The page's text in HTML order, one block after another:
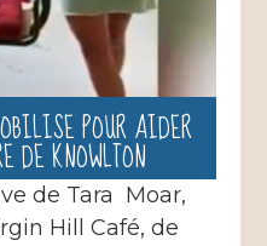
POUR AIDER
DE KNOWLTON
de Tara Moar,
Hill Café, de